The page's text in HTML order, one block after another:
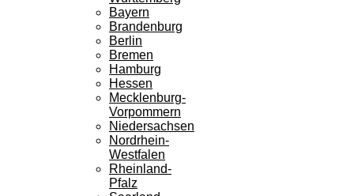
Bayern
Brandenburg
Berlin
Bremen
Hamburg
Hessen
Mecklenburg-
Vorpommern
Niedersachsen
Nordrhein-
Westfalen
Rheinland-
Pfalz